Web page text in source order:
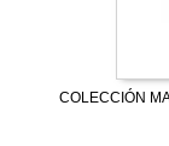
COLECCIÓN